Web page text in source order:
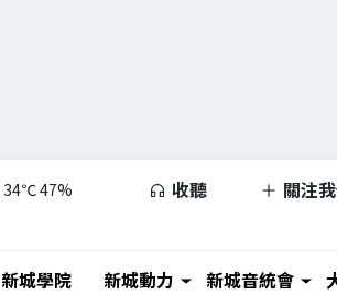
34℃47% 收聽 關注
新城學院 新城動力 新城音統會